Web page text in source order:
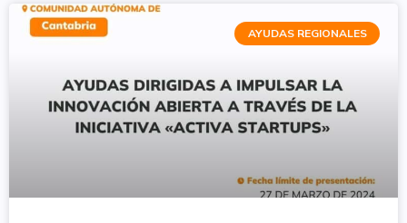
AYUDAS REGIONALES